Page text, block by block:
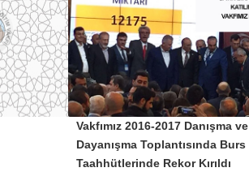
Vakfımız 2016-2017 Danışma ve
Dayanışma Toplantısında Burs
Taahhütlerinde Rekor Kırıldı